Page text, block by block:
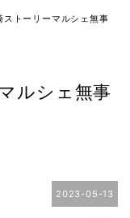
トーリーマルシェ無事
ルシェ無事
2023-05-13